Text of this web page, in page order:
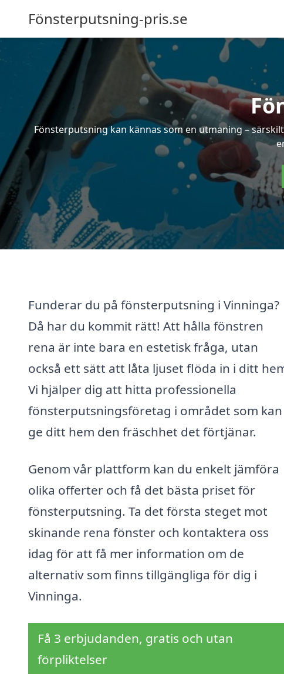
Fönsterputsning-pris.se
Fönsterputsning kan kännas som en utmaning –
Funderar du på fönsterputsning i Vinninga?
Då har du kommit rätt! Att hålla fönstren
rena är inte bara en estetisk fråga, utan
också ett sätt att låta ljuset flöda in i ditt
Vi hjälper dig att hitta professionella
fönsterputsningsföretag i området som kan
ge ditt hem den fräschhet det förtjänar.
Genom vår plattform kan du enkelt jämföra
olika offerter och få det bästa priset för
fönsterputsning. Ta det första steget mot
skinande rena fönster och kontaktera oss
idag för att få mer information om de
alternativ som finns tillgängliga för dig i
Vinninga.
Få 3 erbjudanden, gratis och utan
förpliktelser